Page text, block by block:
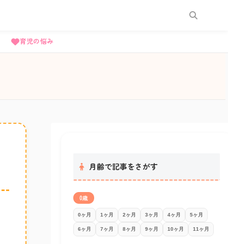
育児の悩み
月齢で記事をさがす
0歳
0ヶ月 1ヶ月 2ヶ月 3ヶ月 4ヶ月 5ヶ月
6ヶ月 7ヶ月 8ヶ月 9ヶ月 10ヶ月 11ヶ月